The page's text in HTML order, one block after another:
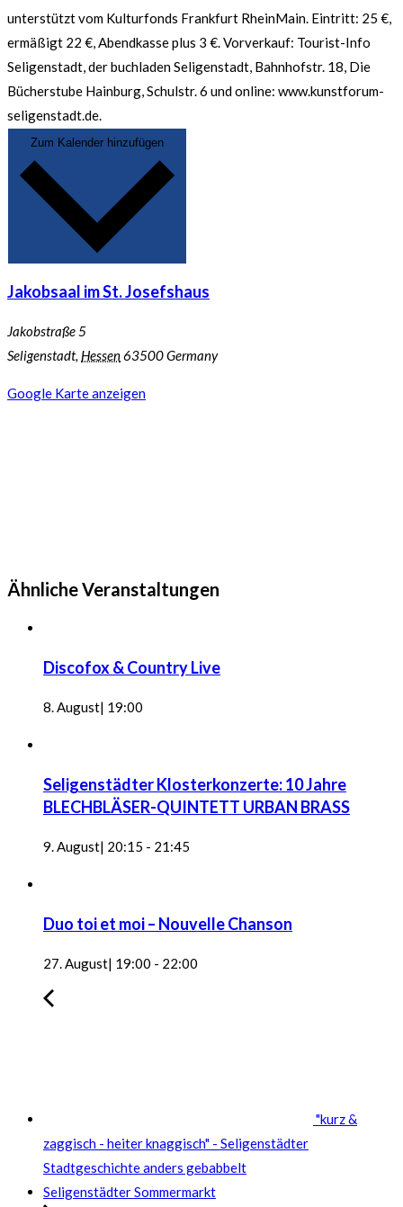
unterstützt vom Kulturfonds Frankfurt RheinMain. Eintritt: 25 €,
ermäßigt 22 €, Abendkasse plus 3 €. Vorverkauf: Tourist-Info
Seligenstadt, der buchladen Seligenstadt, Bahnhofstr. 18, Die
Bücherstube Hainburg, Schulstr. 6 und online: www.kunstforum-
seligenstadt.de.
Jakobsaal im St. Josefshaus
Jakobstraße 5
Seligenstadt, Hessen63500Germany
Google Karte anzeigen
Ähnliche Veranstaltungen
Discofox & Country Live
8. August| 19:00
Seligenstädter Klosterkonzerte: 10 Jahre
BLECHBLÄSER-QUINTETT URBAN BRASS
9. August| 20:15 - 21:45
Duo toi et moi – Nouvelle Chanson
27. August| 19:00 - 22:00
"kurz &
zaggisch - heiter knaggisch" - Seligenstädter
Stadtgeschichte anders gebabbelt
Seligenstädter Sommermarkt